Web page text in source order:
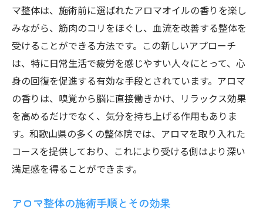
マ整体は、施術前に選ばれたアロマオイルの香りを楽し
みながら、筋肉のコリをほぐし、血流を改善する整体を
受けることができる方法です。この新しいアプローチ
は、特に日常生活で疲労を感じやすい人々にとって、心
身の回復を促進する有効な手段とされています。アロマ
の香りは、嗅覚から脳に直接働きかけ、リラックス効果
を高めるだけでなく、気分を持ち上げる作用もありま
す。和歌山県の多くの整体院では、アロマを取り入れた
コースを提供しており、これにより受ける側はより深い
満足感を得ることができます。
アロマ整体の施術手順とその効果